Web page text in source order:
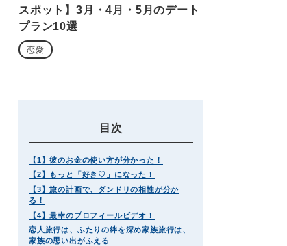
スポット】3月・4月・5月のデート
プラン10選
恋愛
目次
【1】彼のお金の使い方が分かった！
【2】もっと「好き♡」になった！
【3】旅の計画で、ダンドリの相性が分か
る！
【4】最幸のプロフィールビデオ！
恋人旅行は、ふたりの絆を深め家族旅行は、
家族の思い出がふえる